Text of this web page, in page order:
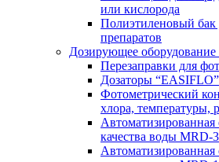
или кислорода
Полиэтиленовый бак
препаратов
Дозирующее оборудование
Перезаправки для
Дозаторы “EASIFLO”
Фотометрический
хлора, температуры,
качества воды MRD-3